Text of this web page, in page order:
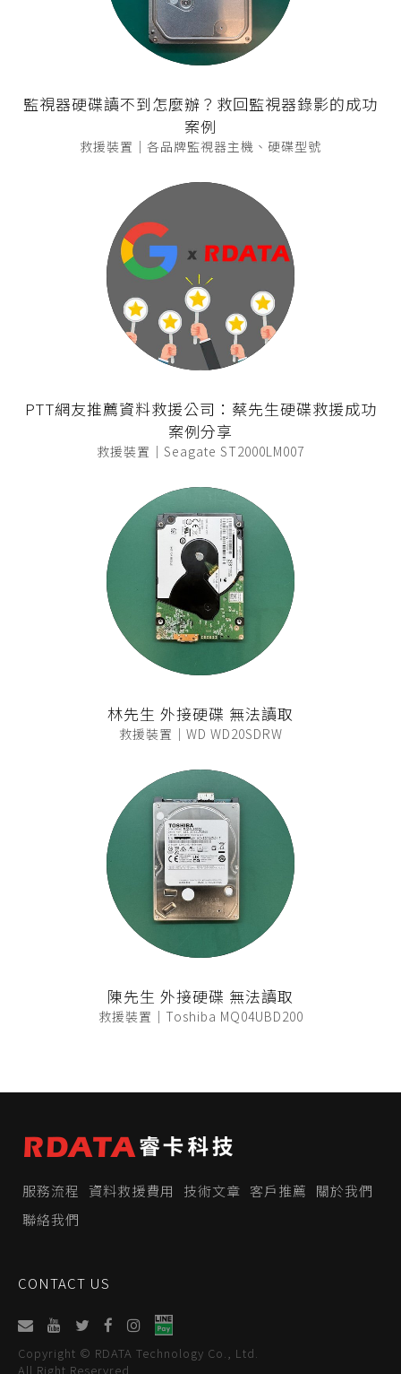
監視器硬碟讀不到怎麼辦？救回監視器錄影的成功
案例
救援裝置｜各品牌監視器主機、硬碟型號
PTT網友推薦資料救援公司：蔡先生硬碟救援成功
案例分享
救援裝置｜Seagate ST2000LM007
林先生 外接硬碟 無法讀取
救援裝置｜WD WD20SDRW
陳先生 外接硬碟 無法讀取
救援裝置｜Toshiba MQ04UBD200
服務流程 資料救援費用 技術文章 客戶推薦
關於我們
聯絡我們
CONTACT US
Copyright © RDATA Technology Co., Ltd.
All Right Reservred.